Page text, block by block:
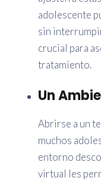
adolescente
sin
crucial para
tratamiento.
Un
Abrirse a un
muchos
entorno
virtual les